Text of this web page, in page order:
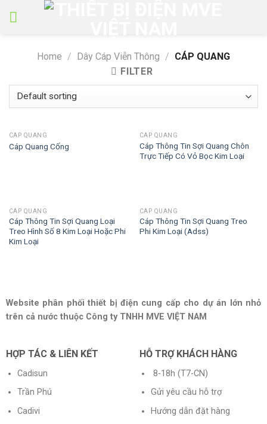
Home / Dây Cáp Viễn Thông / CÁP QUANG
FILTER
CÁP QUANG
Cáp Quang Cống
CÁP QUANG
Cáp Thông Tin Sợi Quang Chôn
Trực Tiếp Có Vỏ Bọc Kim Loại
CÁP QUANG
Cáp Thông Tin Sợi Quang Loại
Treo Hình Số 8 Kim Loại Hoặc Phi
Kim Loại
CÁP QUANG
Cáp Thông Tin Sợi Quang Treo
Phi Kim Loại (Adss)
Website phân phối thiết bị điện cung cấp cho dự án lớn nhỏ
trên cả nước thuộc Công ty TNHH MVE VIỆT NAM
HỖ TRỢ KHÁCH HÀNG
8-18h (T7-CN)
Gửi yêu cầu hỗ trợ
Hướng dẫn đặt hàng
HỢP TÁC & LIÊN KẾT
Cadisun
Trần Phú
Cadivi